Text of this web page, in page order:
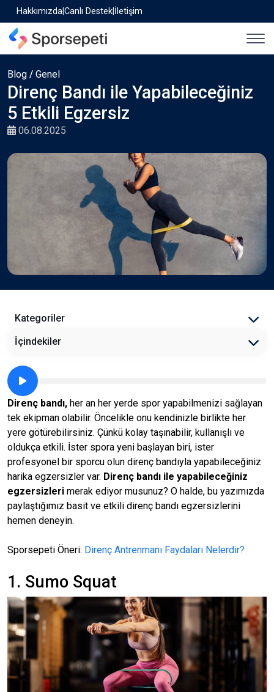
HakkımızdaCanlı Destek İletişim
Blog / Genel
Direnç Bandı ile Yapabileceğiniz
5 Etkili Egzersiz
06.08.2025
İçindekiler
Kategoriler
Direnç bandı, her an her yerde spor yapabilmenizi sağlayan
tek ekipman olabilir. Öncelikle onu kendinizle birlikte her
yere götürebilirsiniz. Çünkü kolay taşınabilir, kullanışlı ve
oldukça etkili. İster spora yeni başlayan biri, ister
profesyonel bir sporcu olun direnç bandıyla yapabileceğiniz
harika egzersizler var. Direnç bandı ile yapabileceğiniz
egzersizleri merak ediyor musunuz? O halde, bu yazımızda
paylaştığımız basit ve etkili direnç bandı egzersizlerini
hemen deneyin.
Sporsepeti Öneri: Direnç Antrenmanı Faydaları Nelerdir?
1. Sumo Squat